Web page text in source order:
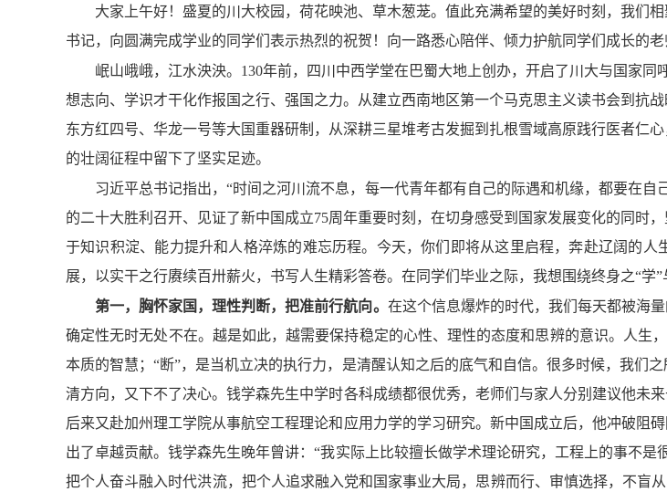
大家上午好！盛夏的川大校园，荷花映池、草木葱茏。值此充满希望的美好时刻，我们
书记，向圆满完成学业的同学们表示热烈的祝贺！向一路悉心陪伴、倾力护航同学们成长的
岷山峨峨，江水泱泱。130年前，四川中西学堂在巴蜀大地上创办，开启了川大与国家
想志向、学识才干化作报国之行、强国之力。从建立西南地区第一个马克思主义读书会到抗
东方红四号、华龙一号等大国重器研制，从深耕三星堆考古发掘到扎根雪域高原践行医者仁
的壮阔征程中留下了坚实足迹。
习近平总书记指出，“时间之河川流不息，每一代青年都有自己的际遇和机缘，都要在
的二十大胜利召开、见证了新中国成立75周年重要时刻，在切身感受到国家发展变化的同时
于知识积淀、能力提升和人格淬炼的难忘历程。今天，你们即将从这里启程，奔赴辽阔的
展，以实干之行赓续百卅薪火，书写人生精彩答卷。在同学们毕业之际，我想围绕终身之“学”
第一，胸怀家国，理性判断，把准前行航向。 在这个信息爆炸的时代，我们每天都被海
确定性无时无处不在。越是如此，越需要保持稳定的心性、理性的态度和思辨的意识。人生
本质的智慧；“断”，是当机立决的执行力，是清醒认知之后的底气和自信。很多时候，我们
清方向，又下不了决心。钱学森先生中学时各科成绩都很优秀，老师们与家人分别建议他未
后来又赴加州理工学院从事航空工程理论和应用力学的学习研究。新中国成立后，他冲破阻
出了卓越贡献。钱学森先生晚年曾讲：“我实际上比较擅长做学术理论研究，工程上的事不
把个人奋斗融入时代洪流，把个人追求融入党和国家事业大局，思辨而行、审慎选择，不盲